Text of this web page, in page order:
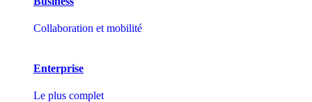
Collaboration et mobilité
Enterprise
Le plus complet